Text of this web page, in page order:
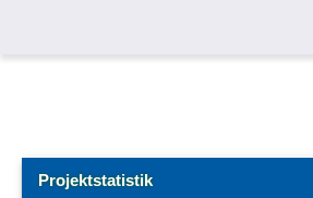
Projektstatistik